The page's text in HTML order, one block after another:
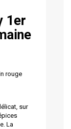
1er
rouge
sur
La